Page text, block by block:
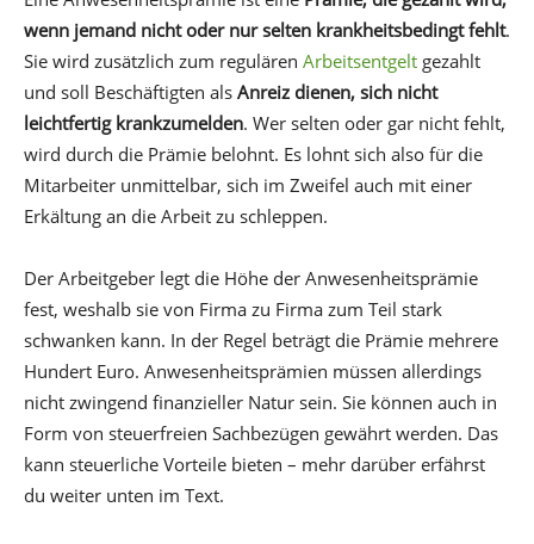
wenn jemand nicht oder nur selten krankheitsbedingt fehlt.
Sie wird zusätzlich zum regulären Arbeitsentgelt gezahlt
und soll Beschäftigten als Anreiz dienen, sich nicht
leichtfertig krankzumelden. Wer selten oder gar nicht fehlt,
wird durch die Prämie belohnt. Es lohnt sich also für die
Mitarbeiter unmittelbar, sich im Zweifel auch mit einer
Erkältung an die Arbeit zu schleppen.
Der Arbeitgeber legt die Höhe der Anwesenheitsprämie
fest, weshalb sie von Firma zu Firma zum Teil stark
schwanken kann. In der Regel beträgt die Prämie mehrere
Hundert Euro. Anwesenheitsprämien müssen allerdings
nicht zwingend finanzieller Natur sein. Sie können auch in
Form von steuerfreien Sachbezügen gewährt werden. Das
kann steuerliche Vorteile bieten – mehr darüber erfährst
du weiter unten im Text.